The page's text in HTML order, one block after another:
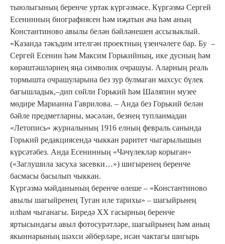
тыюлыгының беренче уртак күргәзмәсе. Күргәзмә Сергей
Есенинның биографиясен һәм иҗатын ача һәм аның
Константиново авылы белән бәйләнешен ассызыклый.
«Казанда тәкъдим ителгән проектның үзенчәлеге бар. Бу –
Сергей Есенин һәм Максим Горькийның, ике дусның һәм
көрәштәшләрнең яңа символик очрашуы. Аларның реаль
тормышта очрашуларына без зур булмаган махсус бүлек
багышладык,–дип сөйли Горький һәм Шаляпин музее
мөдире Марианна Гаврилова. – Анда без Горький белән
бәйле предметларны, мәсәлән, безнең тупланмадан
«Летопись» журналының 1916 елның февраль санында
Горький редакциясендә чыккан раритет чыгарылышын
күрсәтәбез. Анда Есенинның «Чәчүлекләр корыган»
(«Заглушила засуха засевки…») шигыренең беренче
басмасы басылып чыккан.
Күргәзмә мәйданының беренче өлеше – «Константиново
авылы шагыйренең Туган иле тарихы» – шагыйрьнең
илһам чыганагы. Биредә ХХ гасырның беренче
яртысындагы авыл фотосурәтләре, шагыйрьнең һәм аның
якыннарының шәхси әйберләре, исән чактагы шигырь